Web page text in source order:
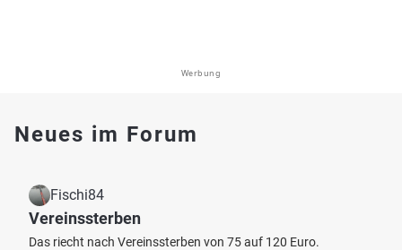
Werbung
Neues im Forum
Fischi84
Vereinssterben
Das riecht nach Vereinssterben von 75 auf 120 Euro.